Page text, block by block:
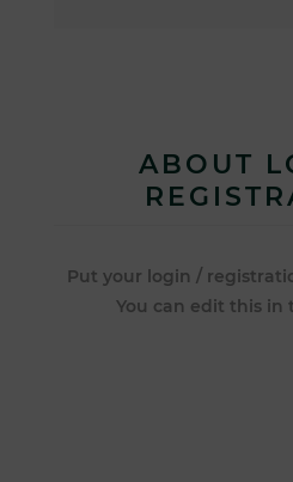
ABOUT
Put your login /
You can edit this in